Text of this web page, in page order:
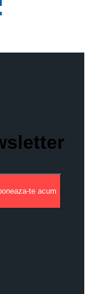
te acum